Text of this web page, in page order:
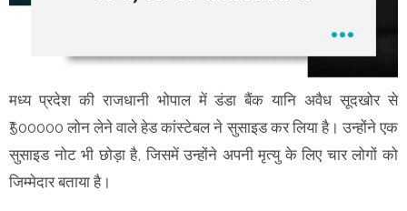
मध्य प्रदेश की राजधानी भोपाल में डंडा बैंक यानि अवैध सूदखोर से
₹500000 लोन लेने वाले हेड कांस्टेबल ने सुसाइड कर लिया है। उन्होंने एक
सुसाइड नोट भी छोड़ा है, जिसमें उन्होंने अपनी मृत्यु के लिए चार लोगों को
जिम्मेदार बताया है।